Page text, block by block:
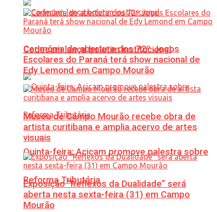
Codecam lança boletim institucional
Quinta-feira: Acicam promove palestra sobre
Reforma Tributária
Cerimônia de abertura dos 72º Jogos
Escolares do Paraná terá show nacional de
Edy Lemond em Campo Mourão
Museu de Campo Mourão recebe obra de
artista curitibana e amplia acervo de artes
visuais
Exposição “Reflexos da Dualidade” será
aberta nesta sexta-feira (31) em Campo
Mourão